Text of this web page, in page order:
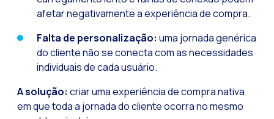
Rastreabilidade
Estar à frente das
Tornar os fluxos
Humanização das
afetar negativamente a experiência de compra.
Falta de personalização: uma jornada genérica
do cliente não se conecta com as necessidades
individuais de cada usuário.
A solução: criar uma experiência de compra nativa
em que toda a jornada do cliente ocorra no mesmo